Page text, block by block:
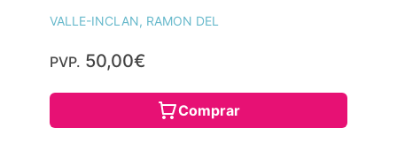
VALLE-INCLAN, RAMON DEL
PVP. 50,00€
Comprar